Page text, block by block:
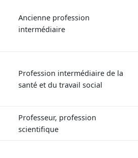
Ancienne profession
intermédiaire
Profession intermédiaire de la
santé et du travail social
Professeur, profession
scientifique